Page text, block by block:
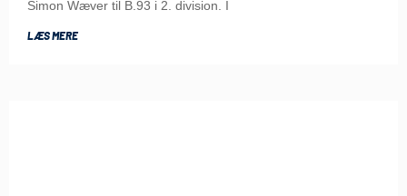
Simon Wæver til B.93 i 2. division. I
LÆS MERE